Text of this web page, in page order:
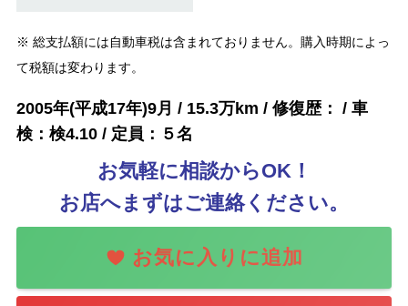
※ 総支払額には自動車税は含まれておりません。購入時期によっ
て税額は変わります。
2005年(平成17年)9月 / 15.3万km / 修復歴： / 車
検：検4.10 / 定員：５名
お気軽に相談からOK！
お店へまずはご連絡ください。